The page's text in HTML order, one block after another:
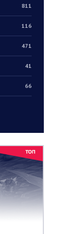
811
116
471
41
66